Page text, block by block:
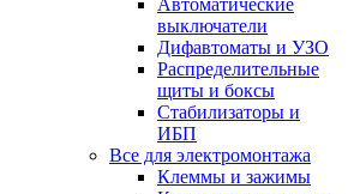
Автоматические
выключатели
Дифавтоматы и УЗО
Распределительные
щиты и боксы
Стабилизаторы и
ИБП
Все для электромонтажа
Клеммы и зажимы